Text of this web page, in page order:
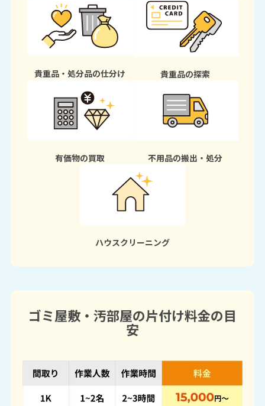
貴重品・処分品の仕分け 貴重品の探索
有価物の買取 不用品の搬出・処分
ハウスクリーニング
ゴミ屋敷・汚部屋の片付け料金の目
安